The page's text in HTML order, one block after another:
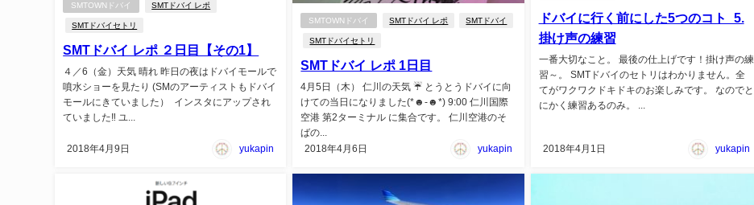
SMTOWNドバイ SMTドバイ レポ
SMTドバイセトリ
SMTドバイ レポ ２日目【その1】
４／6（金）天気 晴れ 昨日の夜はドバイモールで
噴水ショーを見たり (SMのアーティストもドバイ
モールにきていました） インスタにアップされ
ていました‼︎ ユ...
2018年4月9日 yukapin
SMTOWNドバイ SMTドバイ レポ SMTドバイ
SMTドバイセトリ
SMTドバイ レポ 1日目
4月5日（木） 仁川の天気 ☔️ とうとうドバイに向
けての当日になりました(*☻-☻*) 9:00 仁川国際
空港 第2ターミナル に集合です。 仁川空港のそ
ばの...
2018年4月6日
yukapin
ドバイに行く前にした5つのコト_5.
掛け声の練習
一番大切なこと。 最後の仕上げです！掛け声の練
習～。 SMTドバイのセトリはわかりません。全
てがワクワクドキドキのお楽しみです。 なのでと
にかく練習あるのみ。 ...
2018年4月1日 yukapin